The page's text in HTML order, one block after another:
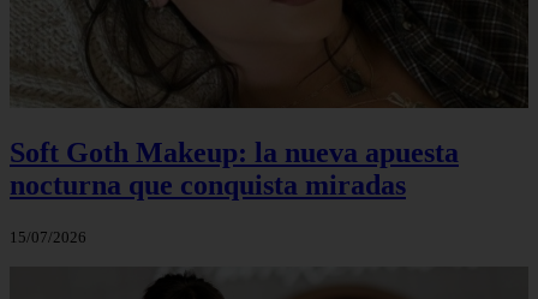
Soft Goth Makeup: la nueva apuesta
nocturna que conquista miradas
15/07/2026